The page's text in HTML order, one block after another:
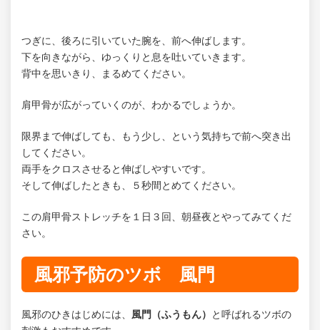
つぎに、後ろに引いていた腕を、前へ伸ばします。
下を向きながら、ゆっくりと息を吐いていきます。
背中を思いきり、まるめてください。
肩甲骨が広がっていくのが、わかるでしょうか。
限界まで伸ばしても、もう少し、という気持ちで前へ突き出
してください。
両手をクロスさせると伸ばしやすいです。
そして伸ばしたときも、５秒間とめてください。
この肩甲骨ストレッチを１日３回、朝昼夜とやってみてくだ
さい。
風邪予防のツボ 風門
風邪のひきはじめには、 風門（ふうもん）
と呼ばれるツボの